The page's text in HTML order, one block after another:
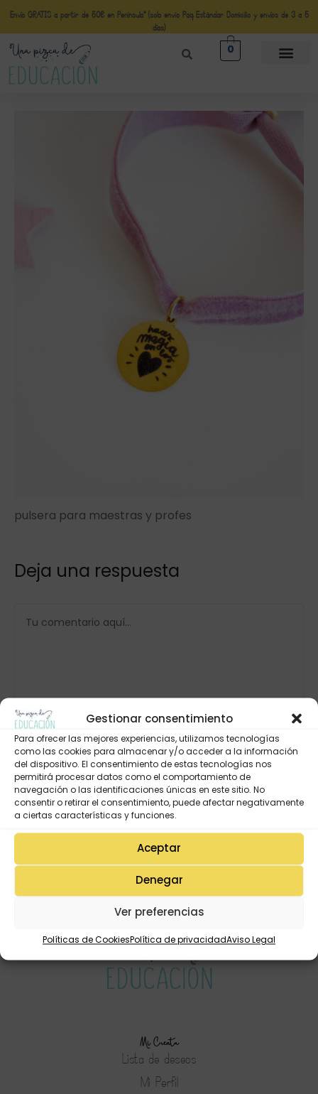
Gestionar consentimiento
Para ofrecer las mejores experiencias, utilizamos tecnologías
como las cookies para almacenar y/o acceder a la información
del dispositivo. El consentimiento de estas tecnologías nos
permitirá procesar datos como el comportamiento de
navegación o las identificaciones únicas en este sitio. No
consentir o retirar el consentimiento, puede afectar negativamente
a ciertas características y funciones.
Aceptar
Denegar
Ver preferencias
Políticas de CookiesPolítica de privacidadAviso Legal
Envío GRATIS a partir de 50€ en Península* (solo envio Paq Estándar Domicilio y envíos de 3 a 5
días)
0
pulsera para maestras y profes
Deja una respuesta
Mi Cuenta
Lista de deseos
Mi Perfil